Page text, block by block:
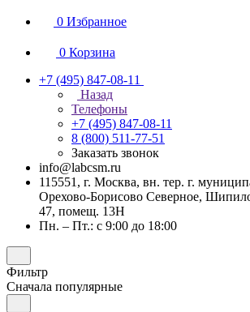
0 Избранное
0 Корзина
+7 (495) 847-08-11
Назад
Телефоны
+7 (495) 847-08-11
8 (800) 511-77-51
Заказать звонок
info@labcsm.ru
115551, г. Москва, вн. тер. г.
Орехово-Борисово Северное,
47, помещ. 13Н
Пн. – Пт.: с 9:00 до 18:00
Фильтр
Сначала популярные